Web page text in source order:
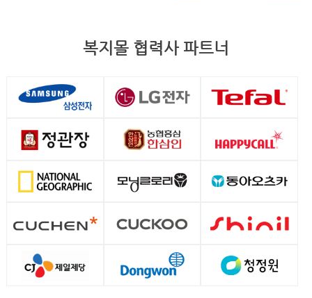
복지몰 협력사 파트너